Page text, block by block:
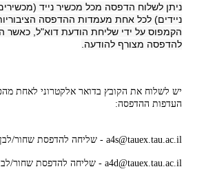
ניתן לשלוח הדפסה מכל מכשיר נייד
ניידים) לכל אחת מעמדות ההדפסה
הקמפוס על ידי שליחת הודעת דוא"ל, כאשר
להדפסה מצורף להודעה.
יש לשלוח את הקובץ בדואר אלקטרוני לאחת
העדפות ההדפסה:
a4s@tauex.tau.ac.il - שליחה להדפסת שחור/לבן, חד צדדי, גודל A4.
a4d@tauex.tau.ac.il - שליחה להדפסת שחור/לבן, דו צדדי, גודל A4.